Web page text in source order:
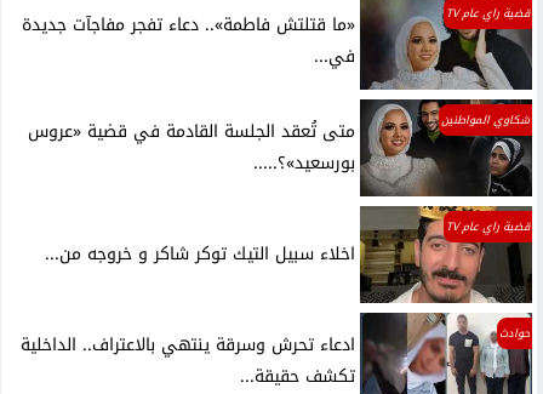
قضية راي عام TV
«ما قتلتش فاطمة».. دعاء تفجر مفاجآت جديدة
في...
شكاوي المواطنين
متى تُعقد الجلسة القادمة في قضية «عروس
بورسعيد»؟.....
قضية راي عام TV
اخلاء سبيل التيك توكر شاكر و خروجه من...
حوادث
ادعاء تحرش وسرقة ينتهي بالاعتراف.. الداخلية
تكشف حقيقة...